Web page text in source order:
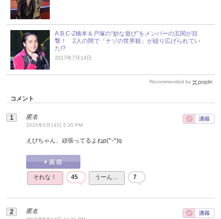
A.B.C-Z橋本＆戸塚の“妙な遊び”をメンバーの五関が目
撃！ 2人の間で「ナゾの世界観」が繰り広げられてい
た!?
2017年7月14日
Recommended by
コメント
匿名
2015年5月14日 5:35 PM
えびちゃん、頑張ってるよねp(^-^)q
それな！ 45 うーん… 7
匿名